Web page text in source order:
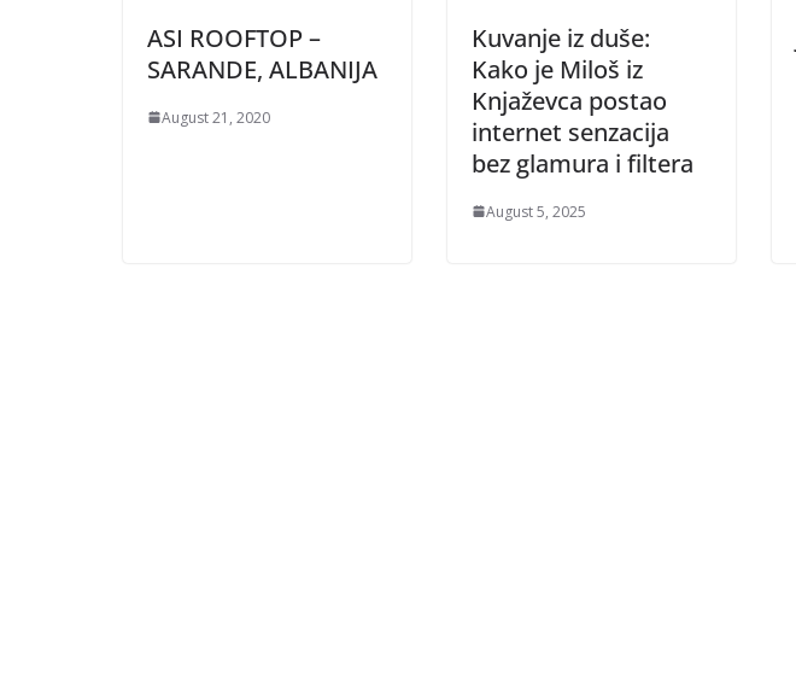
ASI ROOFTOP –
SARANDE, ALBANIJA
August 21, 2020
Kuvanje iz duše:
Kako je Miloš iz
Knjaževca postao
internet senzacija
bez glamura i filtera
August 5, 2025